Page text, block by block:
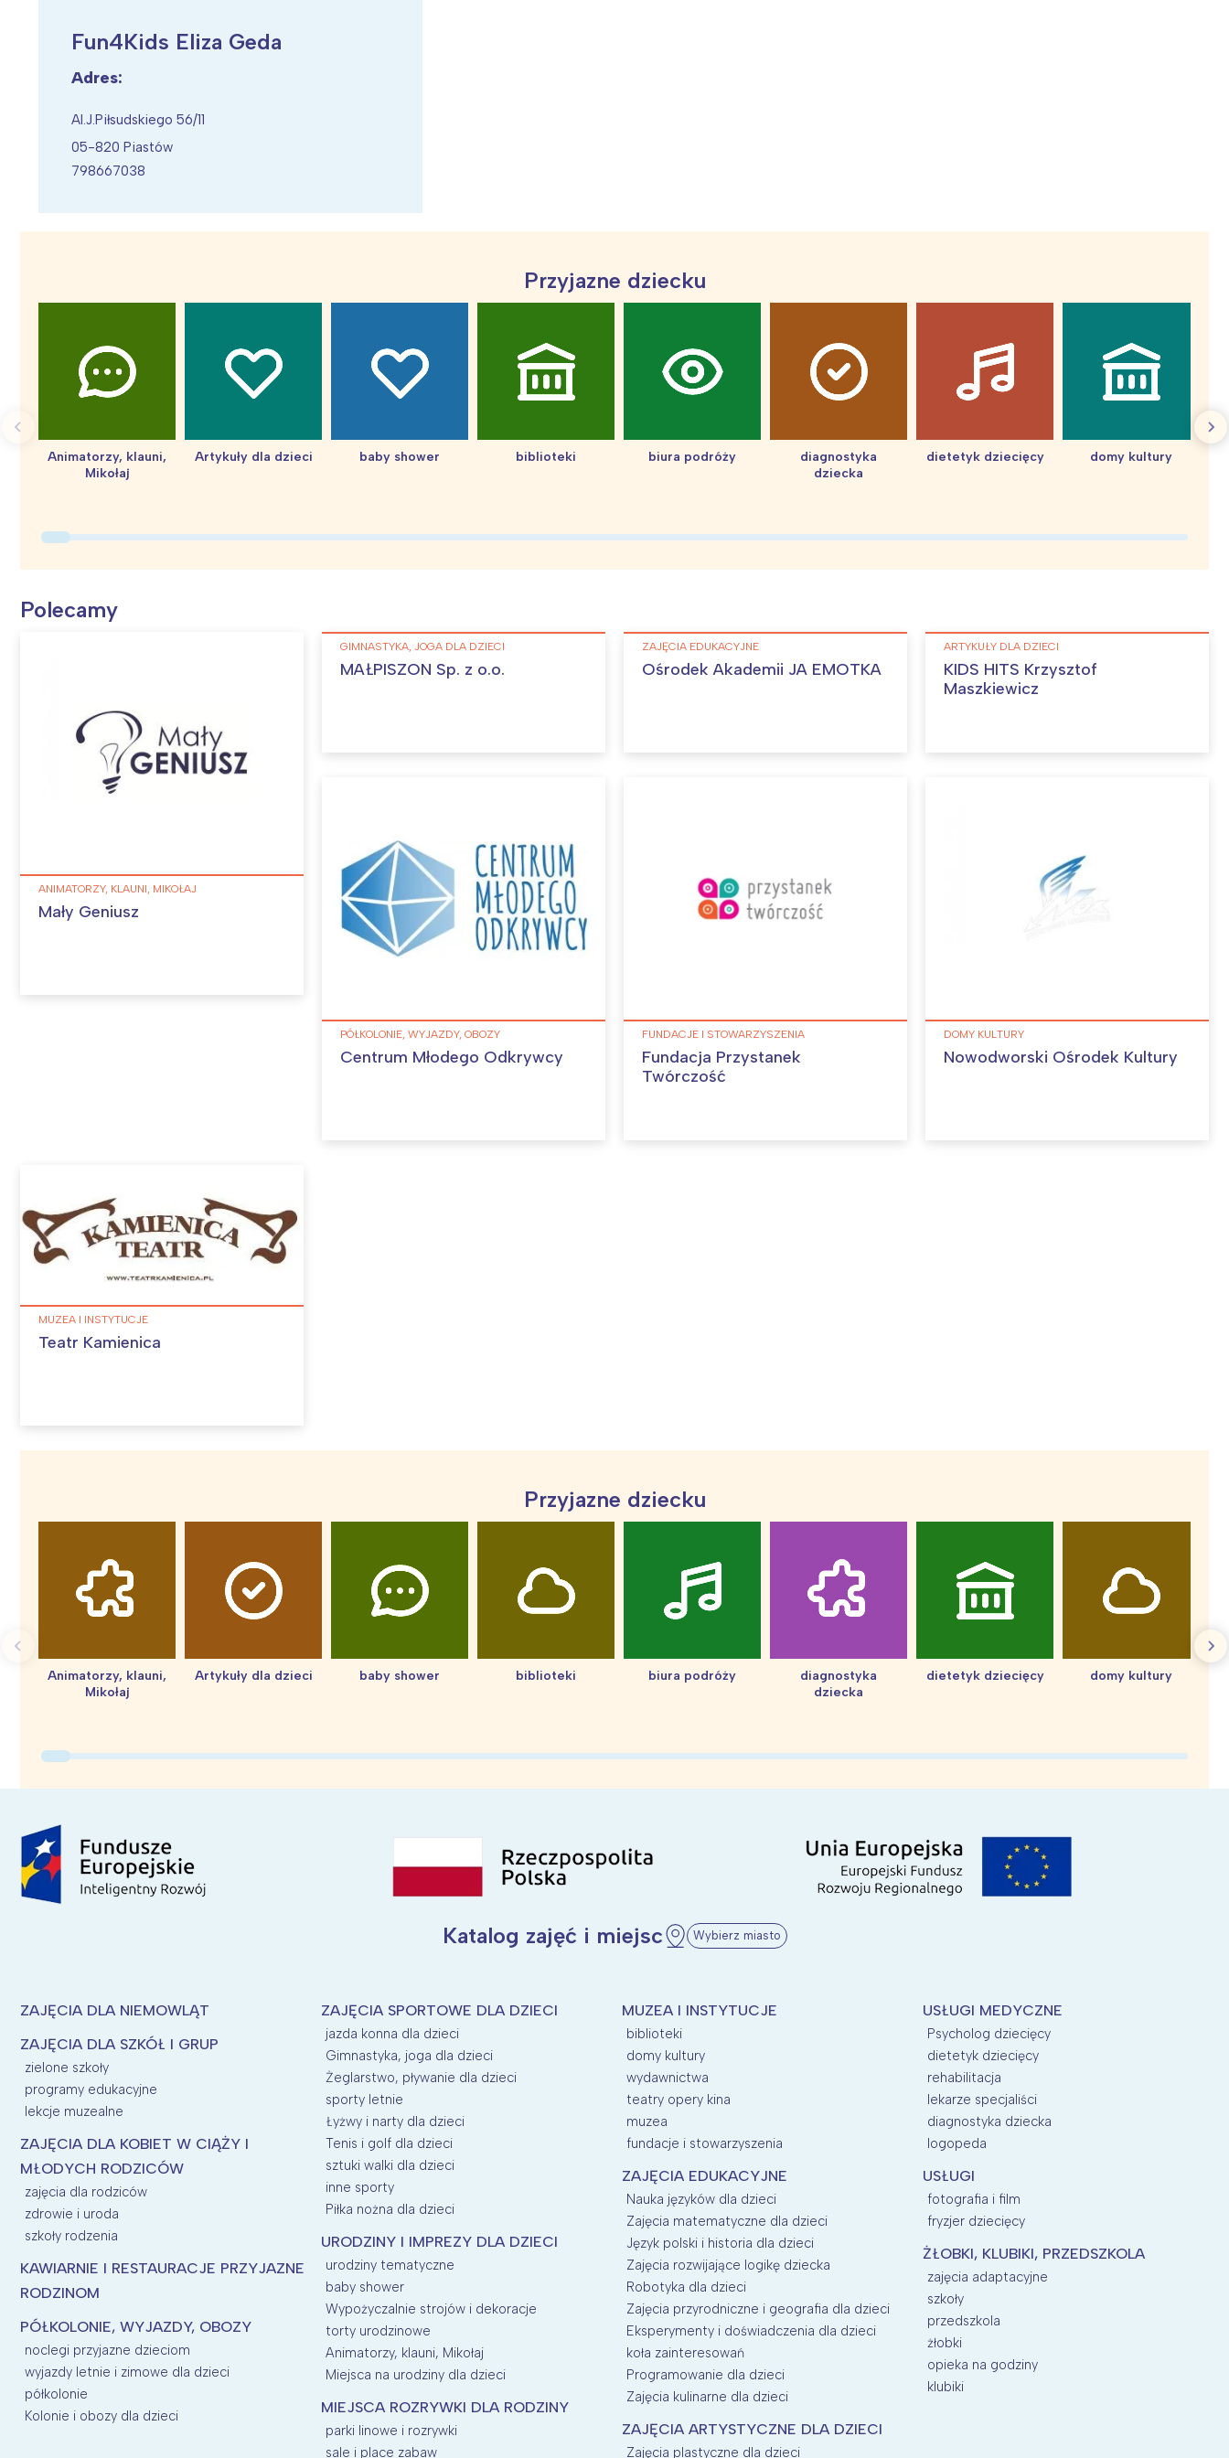
Fun4Kids Eliza Geda
Adres:
Al.J.Piłsudskiego 56/11
05-820 Piastów
798667038
Przyjazne dziecku
Animatorzy, klauni,
Mikołaj
Artykuły dla dzieci baby shower biblioteki biura podróży
diagnostyka
dziecka
dietetyk dziecięcy
domy kultury
Polecamy
ANIMATORZY, KLAUNI, MIKOŁAJ
Mały Geniusz
GIMNASTYKA, JOGA DLA DZIECI
MAŁPISZON Sp. z o.o.
ZAJĘCIA EDUKACYJNE
Ośrodek Akademii JA EMOTKA
ARTYKUŁY DLA DZIECI
KIDS HITS Krzysztof
Maszkiewicz
PÓŁKOLONIE, WYJAZDY, OBOZY
Centrum Młodego Odkrywcy
FUNDACJE I STOWARZYSZENIA
Fundacja Przystanek
Twórczość
DOMY KULTURY
Nowodworski Ośrodek Kultury
MUZEA I INSTYTUCJE
Teatr Kamienica
Przyjazne dziecku
Animatorzy, klauni,
Mikołaj
Artykuły dla dzieci baby shower biblioteki biura podróży
diagnostyka
dziecka
dietetyk dziecięcy
domy kultury
Katalog zajęć i miejsc Wybierz miasto
ZAJĘCIA DLA NIEMOWLĄT
ZAJĘCIA DLA SZKÓŁ I GRUP
zielone szkoły
programy edukacyjne
lekcje muzealne
ZAJĘCIA DLA KOBIET W CIĄŻY I
MŁODYCH RODZICÓW
zajęcia dla rodziców
zdrowie i uroda
szkoły rodzenia
KAWIARNIE I RESTAURACJE PRZYJAZNE
RODZINOM
PÓŁKOLONIE, WYJAZDY, OBOZY
noclegi przyjazne dzieciom
wyjazdy letnie i zimowe dla dzieci
półkolonie
Kolonie i obozy dla dzieci
ZAJĘCIA SPORTOWE DLA DZIECI
jazda konna dla dzieci
Gimnastyka, joga dla dzieci
Żeglarstwo, pływanie dla dzieci
sporty letnie
Łyżwy i narty dla dzieci
Tenis i golf dla dzieci
sztuki walki dla dzieci
inne sporty
Piłka nożna dla dzieci
URODZINY I IMPREZY DLA DZIECI
urodziny tematyczne
baby shower
Wypożyczalnie strojów i dekoracje
torty urodzinowe
Animatorzy, klauni, Mikołaj
Miejsca na urodziny dla dzieci
MIEJSCA ROZRYWKI DLA RODZINY
parki linowe i rozrywki
sale i place zabaw
MUZEA I INSTYTUCJE
biblioteki
domy kultury
wydawnictwa
teatry opery kina
muzea
fundacje i stowarzyszenia
ZAJĘCIA EDUKACYJNE
Nauka języków dla dzieci
Zajęcia matematyczne dla dzieci
Język polski i historia dla dzieci
Zajęcia rozwijające logikę dziecka
Robotyka dla dzieci
Zajęcia przyrodniczne i geografia dla dzieci
Eksperymenty i doświadczenia dla dzieci
koła zainteresowań
Programowanie dla dzieci
Zajęcia kulinarne dla dzieci
ZAJĘCIA ARTYSTYCZNE DLA DZIECI
Zajęcia plastyczne dla dzieci
USŁUGI MEDYCZNE
Psycholog dziecięcy
dietetyk dziecięcy
rehabilitacja
lekarze specjaliści
diagnostyka dziecka
logopeda
USŁUGI
fotografia i film
fryzjer dziecięcy
ŻŁOBKI, KLUBIKI, PRZEDSZKOLA
zajęcia adaptacyjne
szkoły
przedszkola
żłobki
opieka na godziny
klubiki
Interesują mnie wydarzenia z tego regionu: